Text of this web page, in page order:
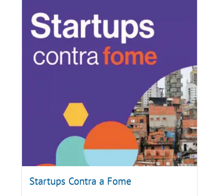
Startups Contra a Fome